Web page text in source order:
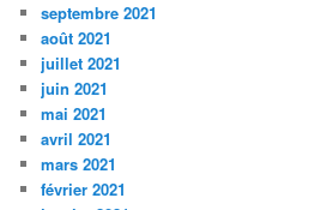
septembre 2021
août 2021
juillet 2021
juin 2021
mai 2021
avril 2021
mars 2021
février 2021